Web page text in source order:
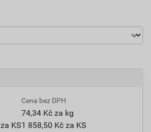
za KS
Cena bez DPH
74,34 Kč za kg
1 858,50 Kč za KS